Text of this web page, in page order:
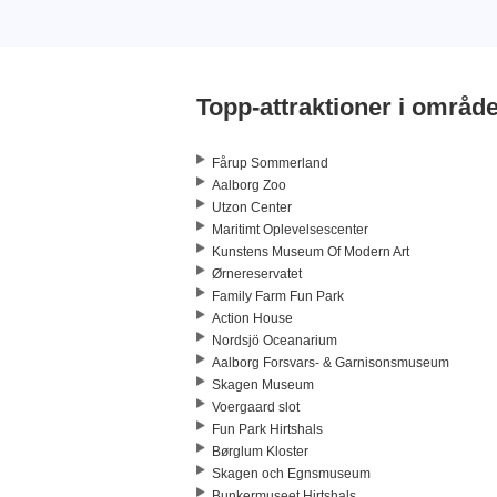
Topp-attraktioner i
Fårup Sommerland
Aalborg Zoo
Utzon Center
Maritimt Oplevelsescenter
Kunstens Museum Of Modern Art
Ørnereservatet
Family Farm Fun Park
Action House
Nordsjö Oceanarium
Aalborg Forsvars- & Garnisonsmuseum
Skagen Museum
Voergaard slot
Fun Park Hirtshals
Børglum Kloster
Skagen och Egnsmuseum